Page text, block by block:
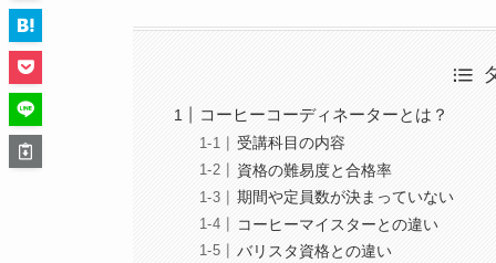
コーヒーコーディネーターとは？
受講科目の内容
資格の難易度と合格率
期間や定員数が決まっていない
コーヒーマイスターとの違い
バリスタ資格との違い